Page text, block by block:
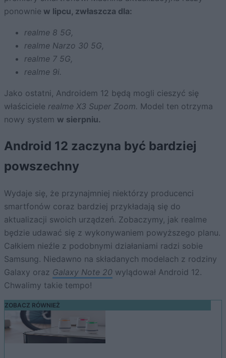
ponownie w lipcu, zwłaszcza dla:
realme 8 5G,
realme Narzo 30 5G,
realme 7 5G,
realme 9i.
Jako ostatni, Androidem 12 będą mogli cieszyć się
właściciele realme X3 Super Zoom. Model ten otrzyma
nowy system w sierpniu.
Android 12 zaczyna być bardziej
powszechny
Wydaje się, że przynajmniej niektórzy producenci
smartfonów coraz bardziej przykładają się do
aktualizacji swoich urządzeń. Zobaczymy, jak realme
będzie udawać się z wykonywaniem powyższego planu.
Całkiem nieźle z podobnymi działaniami radzi sobie
Samsung. Niedawno na składanych modelach z rodziny
Galaxy oraz Galaxy Note 20 wylądował Android 12.
Chwalimy takie tempo!
ZOBACZ RÓWNIEŻ